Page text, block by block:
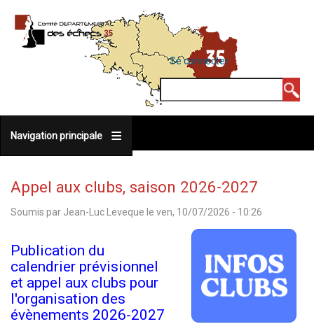
contenu
MENU
DU
COMPTE
DE
Se connecter
Navigation principale
Appel aux clubs, saison 2026-2027
Soumis par Jean-Luc Leveque le ven, 10/07/2026 - 10:26
Publication du
calendrier prévisionnel
et appel aux clubs pour
l'organisation des
évènements 2026-2027